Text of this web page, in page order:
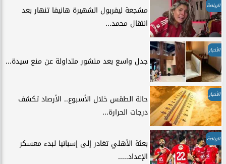
الرياضة
مشجعة ليفربول الشهيرة هانيفا تنهار بعد
انتقال محمد...
الأخبار
جدل واسع بعد منشور متداولة عن منع سيدة...
الأخبار
حالة الطقس خلال الأسبوع.. الأرصاد تكشف
درجات الحرارة...
الرياضة
بعثة الأهلي تغادر إلى إسبانيا لبدء معسكر
الإعداد.....